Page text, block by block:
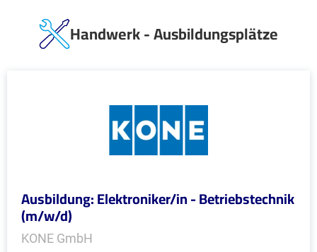
Handwerk - Ausbildungsplätze
Ausbildung: Elektroniker/in - Betriebstechnik
(m/w/d)
KONE GmbH